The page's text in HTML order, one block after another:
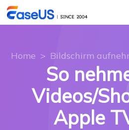
Home > Bildschirm
So
Videos/
Apple